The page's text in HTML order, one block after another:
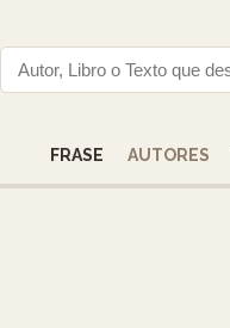
FRASE
AUTORES